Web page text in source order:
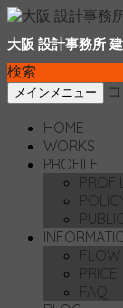
大阪 設計事務所
検索
メインメニュー
HOME
WORKS
PROFILE
FLOW
PRICE
FAQ